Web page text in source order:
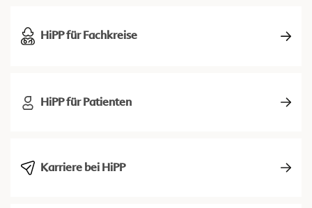
HiPP für Fachkreise
HiPP für Patienten
Karriere bei HiPP